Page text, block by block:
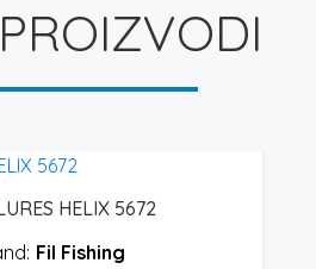
HELIX 5672
Fil Fishing